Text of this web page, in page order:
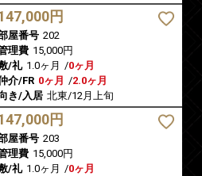
円
屋番号 202
理費 15,000円
/礼 1.0ヶ月 /0ヶ月
介/FR 0ヶ月 /2.0ヶ月
き/入居 北東/12月上旬
円
屋番号 203
理費 15,000円
/礼 1.0ヶ月 /0ヶ月